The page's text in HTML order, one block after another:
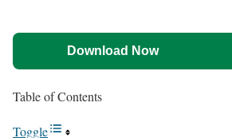
Download Now
Table of Contents
Toggle